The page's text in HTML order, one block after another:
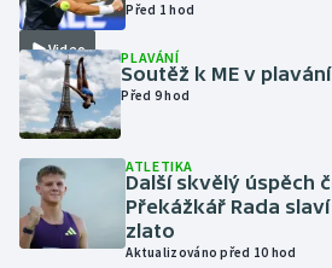
Dostihy
Florbal
Futsal
Golf
Gymnastika
Video
Před 1 hod
PLAVÁNÍ
Soutěž k ME v plavání
Před 9 hod
ATLETIKA
Další skvělý úspěch
Překážkář Rada
zlato
Aktualizováno před 10 hod